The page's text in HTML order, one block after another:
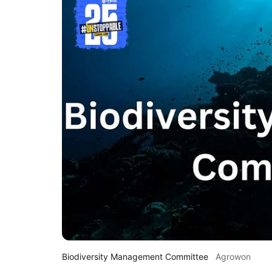
Biodiversity Management Committee Agrowon